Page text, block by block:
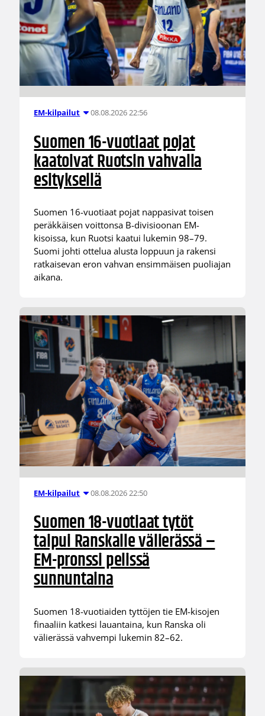
EM-kilpailut 08.08.2026 22:56
Suomen 16-vuotiaat pojat
kaatoivat Ruotsin vahvalla
esityksellä
Suomen 16-vuotiaat pojat nappasivat toisen
peräkkäisen voittonsa B-divisioonan EM-
kisoissa, kun Ruotsi kaatui lukemin 98–79.
Suomi johti ottelua alusta loppuun ja rakensi
ratkaisevan eron vahvan ensimmäisen puoliajan
aikana.
EM-kilpailut 08.08.2026 22:50
Suomen 18-vuotiaat tytöt
taipui Ranskalle välierässä –
EM-pronssi pelissä
sunnuntaina
Suomen 18-vuotiaiden tyttöjen tie EM-kisojen
finaaliin katkesi lauantaina, kun Ranska oli
välierässä vahvempi lukemin 82–62.